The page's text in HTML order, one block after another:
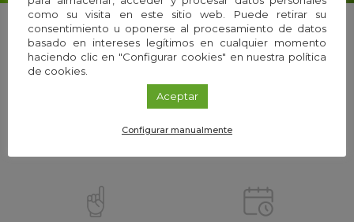
La Fundación
como su visita en este sitio web. Puede retirar su
consentimiento u oponerse al procesamiento de datos
basado en intereses legítimos en cualquier momento
haciendo clic en "Configurar cookies" en nuestra política
de cookies.
Aceptar
Configurar manualmente